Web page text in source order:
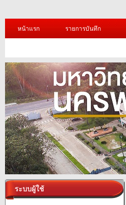
หน้าแรก รายการบันทึก
ระบบผู้ใช้